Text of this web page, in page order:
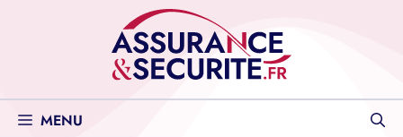
MENU